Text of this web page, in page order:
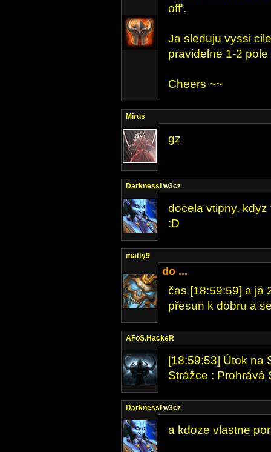
off'.
Ja sleduju vyssi
pravidelne 1-2
Cheers ~~
Mirus
gz
DarknessI w3cz
docela vtipny,
:D
matty9
do ...
čas [18:59:59] a já
přesun k dobru a
AFoS.HackeR
[18:59:53] Útok na
Strážce : Prohrává
DarknessI w3cz
a kdoze vlastne